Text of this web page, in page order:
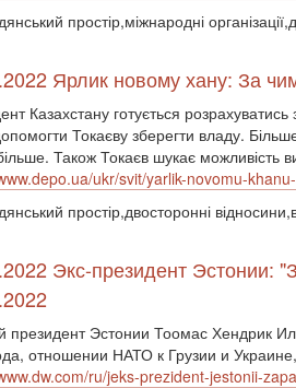
простір,міжнародні
Ярлик новому хану: За
Казахстану готується
Токаєву зберегти владу.
Також Токаєв шукає можливість
ukr/svit/yarlik-novomu-
простір,двосторонні
Экс-президент Эстонии:
президент Эстонии Тоомас Хендрик
отношении НАТО к Грузии и
ru/jeks-prezident-jestonii-